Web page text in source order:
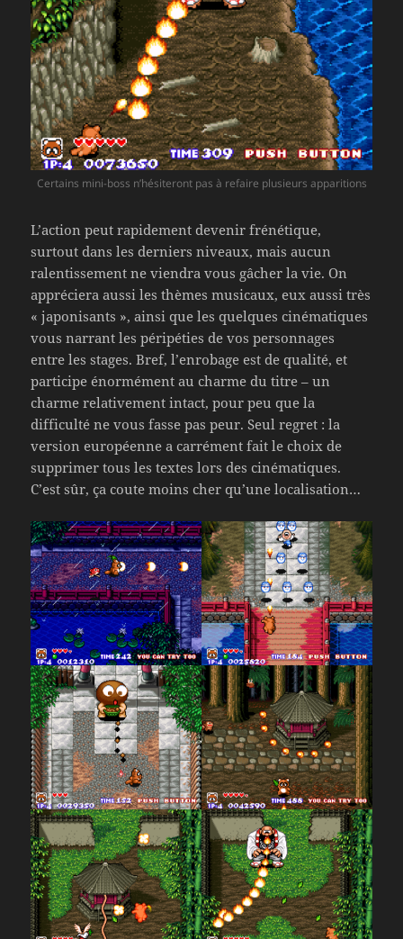
Certains mini-boss n’hésiteront pas à refaire plusieurs apparitions
L’action peut rapidement devenir frénétique,
surtout dans les derniers niveaux, mais aucun
ralentissement ne viendra vous gâcher la vie. On
appréciera aussi les thèmes musicaux, eux aussi très
« japonisants », ainsi que les quelques cinématiques
vous narrant les péripéties de vos personnages
entre les stages. Bref, l’enrobage est de qualité, et
participe énormément au charme du titre – un
charme relativement intact, pour peu que la
difficulté ne vous fasse pas peur. Seul regret : la
version européenne a carrément fait le choix de
supprimer tous les textes lors des cinématiques.
C’est sûr, ça coute moins cher qu’une localisation…